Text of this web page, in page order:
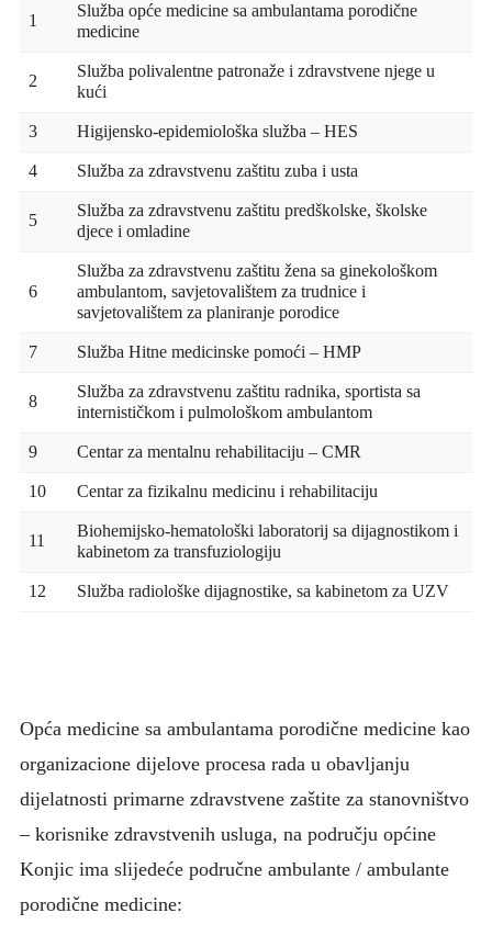
1
Služba opće medicine sa ambulantama porodične
medicine
2
Služba polivalentne patronaže i zdravstvene njege u
kući
3
Higijensko-epidemiološka služba – HES
4
Služba za zdravstvenu zaštitu zuba i usta
5
Služba za zdravstvenu zaštitu predškolske, školske
djece i omladine
6
Služba za zdravstvenu zaštitu žena sa ginekološkom
ambulantom, savjetovalištem za trudnice i
savjetovalištem za planiranje porodice
7
Služba Hitne medicinske pomoći – HMP
8
Služba za zdravstvenu zaštitu radnika, sportista sa
internističkom i pulmološkom ambulantom
9
Centar za mentalnu rehabilitaciju – CMR
10
Centar za fizikalnu medicinu i rehabilitaciju
11
Biohemijsko-hematološki laboratorij sa dijagnostikom i
kabinetom za transfuziologiju
12
Služba radiološke dijagnostike, sa kabinetom za UZV
Opća medicine sa ambulantama porodične medicine kao
organizacione dijelove procesa rada u obavljanju
dijelatnosti primarne zdravstvene zaštite za stanovništvo
– korisnike zdravstvenih usluga, na području općine
Konjic ima slijedeće područne ambulante / ambulante
porodične medicine: